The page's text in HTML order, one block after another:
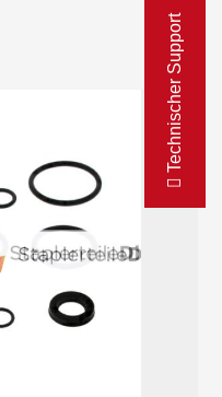
Technischer Support